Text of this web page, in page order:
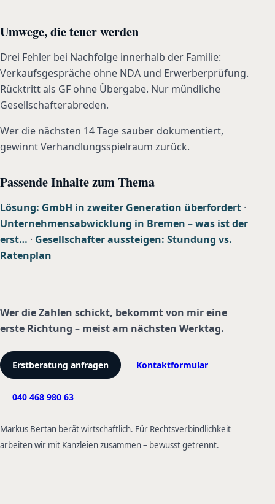
Umwege, die teuer werden
Drei Fehler bei Nachfolge innerhalb der Familie:
Verkaufsgespräche ohne NDA und Erwerberprüfung.
Rücktritt als GF ohne Übergabe. Nur mündliche
Gesellschafterabreden.
Wer die nächsten 14 Tage sauber dokumentiert,
gewinnt Verhandlungsspielraum zurück.
Passende Inhalte zum Thema
Lösung: GmbH in zweiter Generation überfordert ·
Unternehmensabwicklung in Bremen – was ist der
erst… · Gesellschafter aussteigen: Stundung vs.
Ratenplan
Wer die Zahlen schickt, bekommt von mir eine
erste Richtung – meist am nächsten Werktag.
Erstberatung anfragen Kontaktformular
040 468 980 63
Markus Bertan berät wirtschaftlich. Für Rechtsverbindlichkeit
arbeiten wir mit Kanzleien zusammen – bewusst getrennt.